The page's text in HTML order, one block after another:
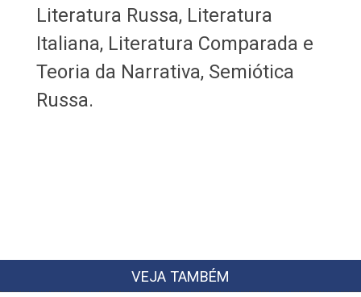
Literatura Russa, Literatura
Italiana, Literatura Comparada e
Teoria da Narrativa, Semiótica
Russa.
VEJA TAMBÉM